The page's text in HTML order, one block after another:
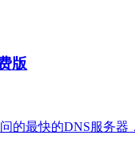
版
的最快的DNS服务